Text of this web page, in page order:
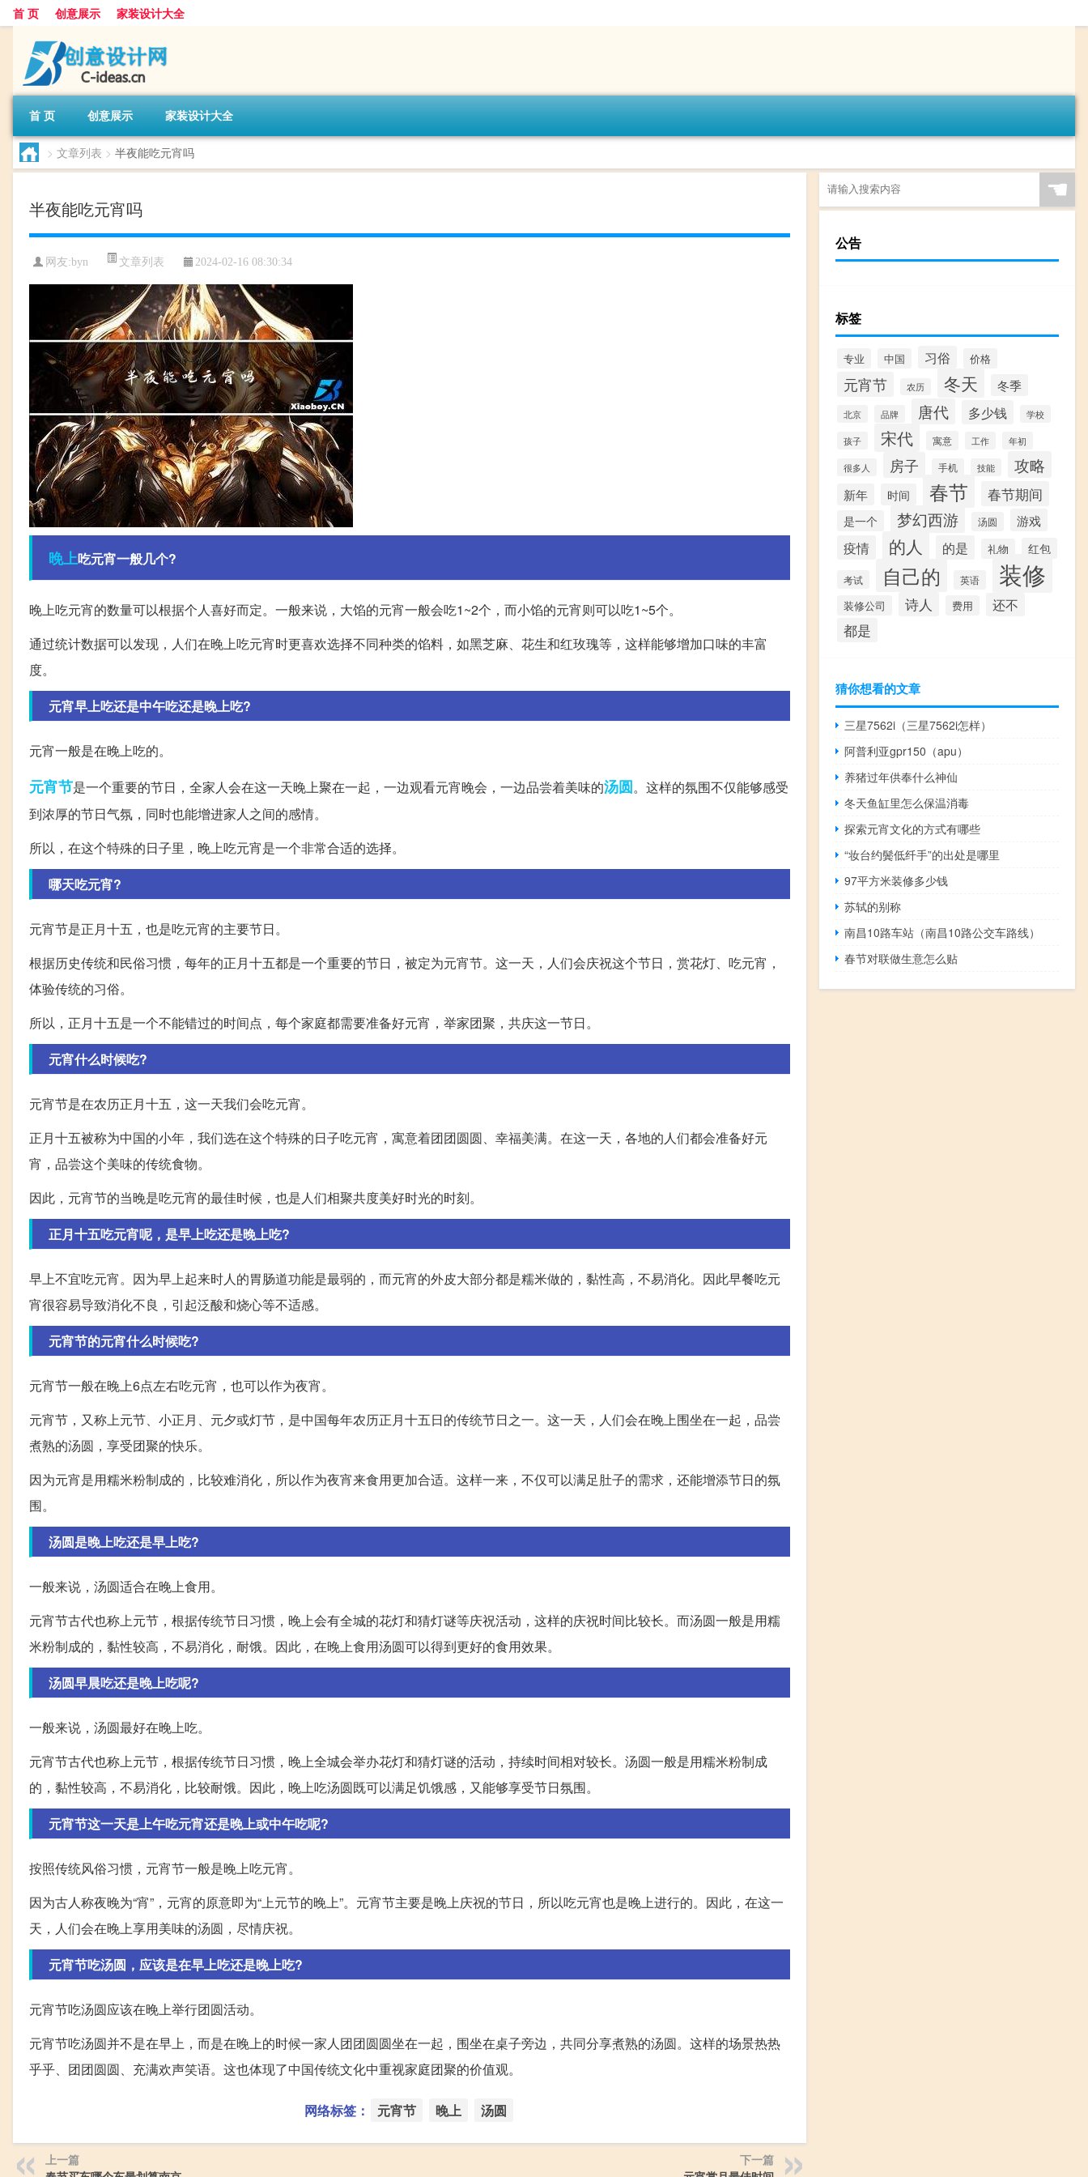
首 页 创意展示 家装设计大全
首 页 创意展示 家装设计大全
> 文章列表 > 半夜能吃元宵吗
半夜能吃元宵吗
网友:byn 文章列表 2024-02-16 08:30:34
晚上吃元宵一般几个?
晚上吃元宵的数量可以根据个人喜好而定。一般来说，大馅的元宵一般会吃1~2个，而小馅的元宵则可以吃1~5个。
通过统计数据可以发现，人们在晚上吃元宵时更喜欢选择不同种类的馅料，如黑芝麻、花生和红玫瑰等，这样能够增加口味的丰富
度。
元宵早上吃还是中午吃还是晚上吃?
元宵一般是在晚上吃的。
元宵节是一个重要的节日，全家人会在这一天晚上聚在一起，一边观看元宵晚会，一边品尝着美味的汤圆。这样的氛围不仅能够感受
到浓厚的节日气氛，同时也能增进家人之间的感情。
所以，在这个特殊的日子里，晚上吃元宵是一个非常合适的选择。
哪天吃元宵?
元宵节是正月十五，也是吃元宵的主要节日。
根据历史传统和民俗习惯，每年的正月十五都是一个重要的节日，被定为元宵节。这一天，人们会庆祝这个节日，赏花灯、吃元宵，
体验传统的习俗。
所以，正月十五是一个不能错过的时间点，每个家庭都需要准备好元宵，举家团聚，共庆这一节日。
元宵什么时候吃?
元宵节是在农历正月十五，这一天我们会吃元宵。
正月十五被称为中国的小年，我们选在这个特殊的日子吃元宵，寓意着团团圆圆、幸福美满。在这一天，各地的人们都会准备好元
宵，品尝这个美味的传统食物。
因此，元宵节的当晚是吃元宵的最佳时候，也是人们相聚共度美好时光的时刻。
正月十五吃元宵呢，是早上吃还是晚上吃?
早上不宜吃元宵。因为早上起来时人的胃肠道功能是最弱的，而元宵的外皮大部分都是糯米做的，黏性高，不易消化。因此早餐吃元
宵很容易导致消化不良，引起泛酸和烧心等不适感。
元宵节的元宵什么时候吃?
元宵节一般在晚上6点左右吃元宵，也可以作为夜宵。
元宵节，又称上元节、小正月、元夕或灯节，是中国每年农历正月十五日的传统节日之一。这一天，人们会在晚上围坐在一起，品尝
煮熟的汤圆，享受团聚的快乐。
因为元宵是用糯米粉制成的，比较难消化，所以作为夜宵来食用更加合适。这样一来，不仅可以满足肚子的需求，还能增添节日的氛
围。
汤圆是晚上吃还是早上吃?
一般来说，汤圆适合在晚上食用。
元宵节古代也称上元节，根据传统节日习惯，晚上会有全城的花灯和猜灯谜等庆祝活动，这样的庆祝时间比较长。而汤圆一般是用糯
米粉制成的，黏性较高，不易消化，耐饿。因此，在晚上食用汤圆可以得到更好的食用效果。
汤圆早晨吃还是晚上吃呢?
一般来说，汤圆最好在晚上吃。
元宵节古代也称上元节，根据传统节日习惯，晚上全城会举办花灯和猜灯谜的活动，持续时间相对较长。汤圆一般是用糯米粉制成
的，黏性较高，不易消化，比较耐饿。因此，晚上吃汤圆既可以满足饥饿感，又能够享受节日氛围。
元宵节这一天是上午吃元宵还是晚上或中午吃呢?
按照传统风俗习惯，元宵节一般是晚上吃元宵。
因为古人称夜晚为“宵”，元宵的原意即为“上元节的晚上”。元宵节主要是晚上庆祝的节日，所以吃元宵也是晚上进行的。因此，在这一
天，人们会在晚上享用美味的汤圆，尽情庆祝。
元宵节吃汤圆，应该是在早上吃还是晚上吃?
元宵节吃汤圆应该在晚上举行团圆活动。
元宵节吃汤圆并不是在早上，而是在晚上的时候一家人团团圆圆坐在一起，围坐在桌子旁边，共同分享煮熟的汤圆。这样的场景热热
乎乎、团团圆圆、充满欢声笑语。这也体现了中国传统文化中重视家庭团聚的价值观。
网络标签： 元宵节 晚上 汤圆
上一篇
下一篇
☚
公告
标签
专业 中国 习俗 价格
元宵节 农历 冬天 冬季
北京 品牌 唐代 多少钱 学校
孩子 宋代 寓意 工作 年初
很多人 房子 手机 技能 攻略
新年 时间 春节 春节期间
是一个 梦幻西游 汤圆 游戏
疫情 的人 的是 礼物 红包
考试 自己的 英语 装修
装修公司 诗人 费用 还不
都是
猜你想看的文章
三星7562i（三星7562i怎样）
阿普利亚gpr150（apu）
养猪过年供奉什么神仙
冬天鱼缸里怎么保温消毒
探索元宵文化的方式有哪些
“妆台约鬓低纤手”的出处是哪里
97平方米装修多少钱
苏轼的别称
南昌10路车站（南昌10路公交车路线）
春节对联做生意怎么贴